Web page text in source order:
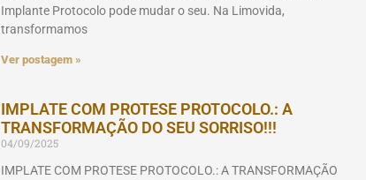
Implante Protocolo pode mudar o seu. Na Limovida,
transformamos
Ver postagem »
IMPLATE COM PROTESE PROTOCOLO.: A
TRANSFORMAÇÃO DO SEU SORRISO!!!
04/09/2025
IMPLATE COM PROTESE PROTOCOLO.: A TRANSFORMAÇÃO